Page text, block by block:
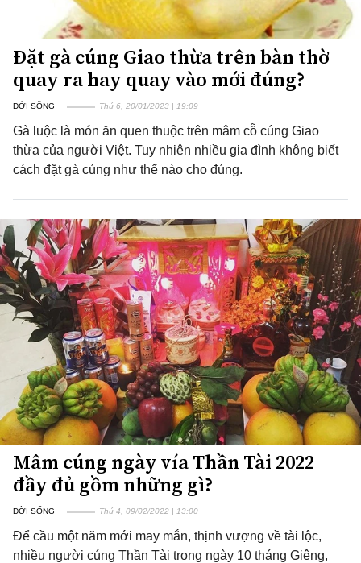
Đặt gà cúng Giao thừa trên bàn thờ
quay ra hay quay vào mới đúng?
ĐỜI SỐNG Thứ 6, 20/01/2023 | 19:09
Gà luộc là món ăn quen thuộc trên mâm cỗ cúng Giao
thừa của người Việt. Tuy nhiên nhiều gia đình không biết
cách đặt gà cúng như thế nào cho đúng.
Mâm cúng ngày vía Thần Tài 2022
đầy đủ gồm những gì?
ĐỜI SỐNG Thứ 4, 09/02/2022 | 13:00
Để cầu một năm mới may mắn, thịnh vượng về tài lộc,
nhiều người cúng Thần Tài trong ngày 10 tháng Giêng,